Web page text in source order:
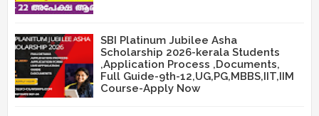
SBI Platinum Jubilee Asha
Scholarship 2026-kerala Students
,Application Process ,Documents,
Full Guide-9th-12,UG,PG,MBBS,IIT,IIM
Course-Apply Now